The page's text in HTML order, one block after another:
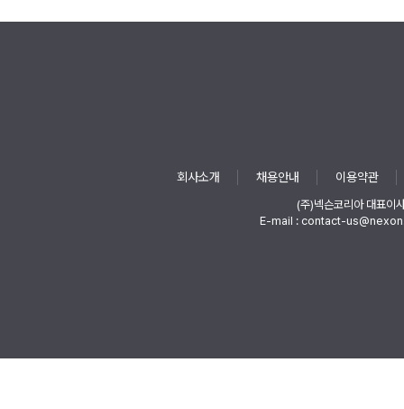
회사소개 채용안내 이용약관
(주)넥슨코리아 대표이
E-mail : contact-